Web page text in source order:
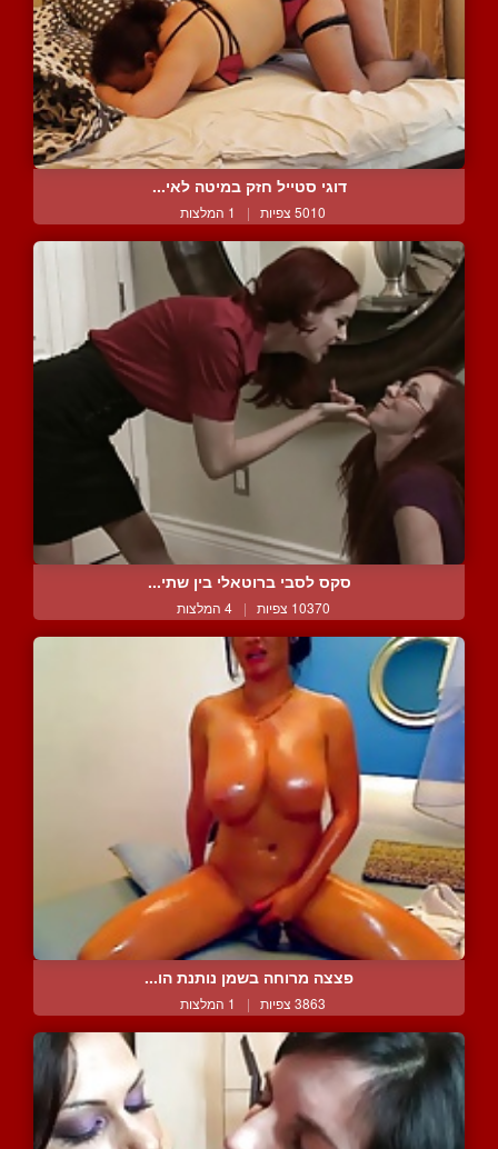
דוגי סטייל חזק במיטה לאי...
5010 צפיות | 1 המלצות
סקס לסבי ברוטאלי בין שתי...
10370 צפיות | 4 המלצות
פצצה מרוחה בשמן נותנת הו...
3863 צפיות | 1 המלצות